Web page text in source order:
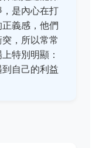
是內心在打
義感，他們
，所以常常
特別明顯：
自己的利益